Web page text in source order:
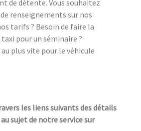
de détente. Vous souhaitez
renseignements sur nos
tarifs ? Besoin de faire la
pour un séminaire ?
plus vite pour le véhicule
les liens suivants des détails
sujet de notre service sur